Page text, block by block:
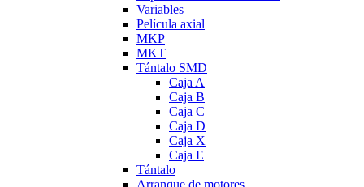
Variables
Película axial
MKP
MKT
Tántalo SMD
Caja A
Caja B
Caja C
Caja D
Caja X
Caja E
Tántalo
Arranque de motores